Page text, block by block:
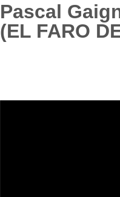
Pascal
(EL FARO